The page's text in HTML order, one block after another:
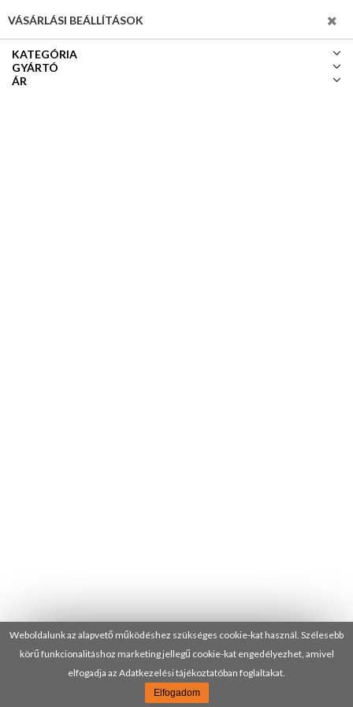
Weboldalunk az alapvető működéshez szükséges cookie-kat használ. Szélesebb
körű funkcionalitáshoz marketing jellegű cookie-kat engedélyezhet, amivel
elfogadja az Adatkezelési tájékoztatóban foglaltakat.
Elfogadom
VÁSÁRLÁSI BEÁLLÍTÁSOK
KATEGÓRIA
GYÁRTÓ
ÁR